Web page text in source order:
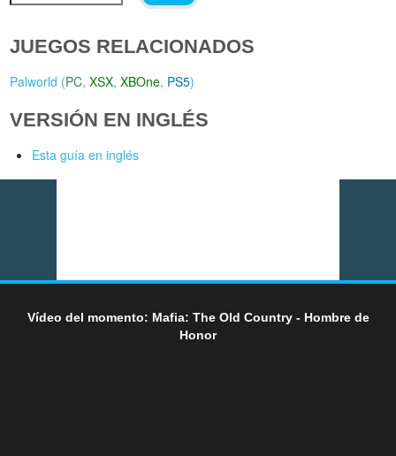
JUEGOS RELACIONADOS
Palworld (PC,XSX,XBOne, PS5)
VERSIÓN EN INGLÉS
Esta guía en inglés
Vídeo del momento: Mafia: The Old Country - Hombre de
Honor